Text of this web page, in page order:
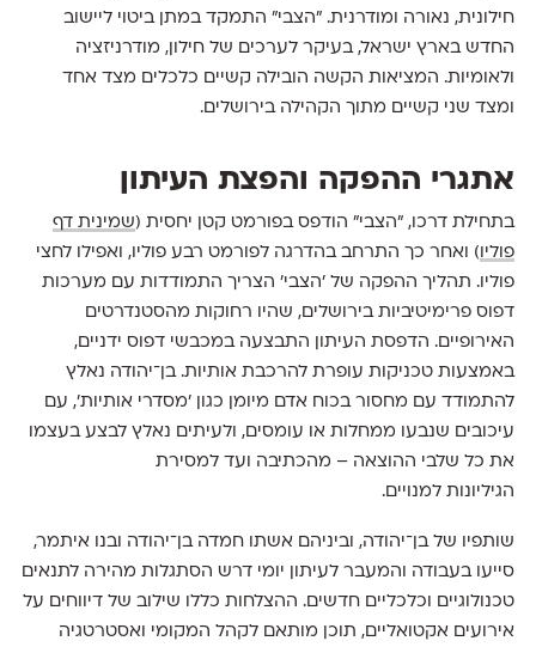
חילונית, נאורה ומודרנית. "הצבי" התמקד במתן ביטוי ליישוב
החדש בארץ ישראל, בעיקר לערכים של חילון, מודרניזציה
ולאומיות. המציאות הקשה הובילה קשיים כלכלים מצד אחד
ומצד שני קשיים מתוך הקהילה בירושלים.
אתגרי ההפקה והפצת העיתון
בתחילת דרכו, "הצבי" הודפס בפורמט קטן יחסית (שמינית דף
פוליו) ואחר כך התרחב בהדרגה לפורמט רבע פוליו, ואפילו לחצי
פוליו. תהליך ההפקה של 'הצבי' הצריך התמודדות עם מערכות
דפוס פרימיטיביות בירושלים, שהיו רחוקות מהסטנדרטים
האירופיים. הדפסת העיתון התבצעה במכבשי דפוס ידניים,
באמצעות טכניקות עופרת להרכבת אותיות. בן־יהודה נאלץ
להתמודד עם מחסור בכוח אדם מיומן כגון ׳מסדרי אותיות׳, עם
עיכובים שנבעו ממחלות או עומסים, ולעיתים נאלץ לבצע בעצמו
את כל שלבי ההוצאה – מהכתיבה ועד למסירת
הגיליונות למנויים.
שותפיו של בן־יהודה, וביניהם אשתו חמדה בן־יהודה ובנו איתמר,
סייעו בעבודה והמעבר לעיתון יומי דרש הסתגלות מהירה לתנאים
טכנולוגיים וכלכליים חדשים. ההצלחות כללו שילוב של דיווחים על
אירועים אקטואליים, תוכן מותאם לקהל המקומי ואסטרטגיה